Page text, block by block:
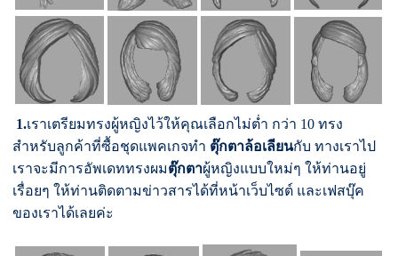
1.เราเตรียมทรงผู้หญิงไว้ให้คุณเลือกไม่ต่ำ กว่า 10 ทรง
สำหรับลูกค้าที่ซื้อชุดแพคเกจทำ ตุ๊กตาล้อเลียนกับ ทางเราไป
เราจะมีการอัพเดททรงผมตุ๊กตาผู้หญิงแบบใหม่ๆ ให้ท่านอยู่
เรื่อยๆ ให้ท่านติดตามข่าวสารได้ที่หน้าเว็บไซต์ และเฟสบุ๊ค
ของเราได้เลยค่ะ